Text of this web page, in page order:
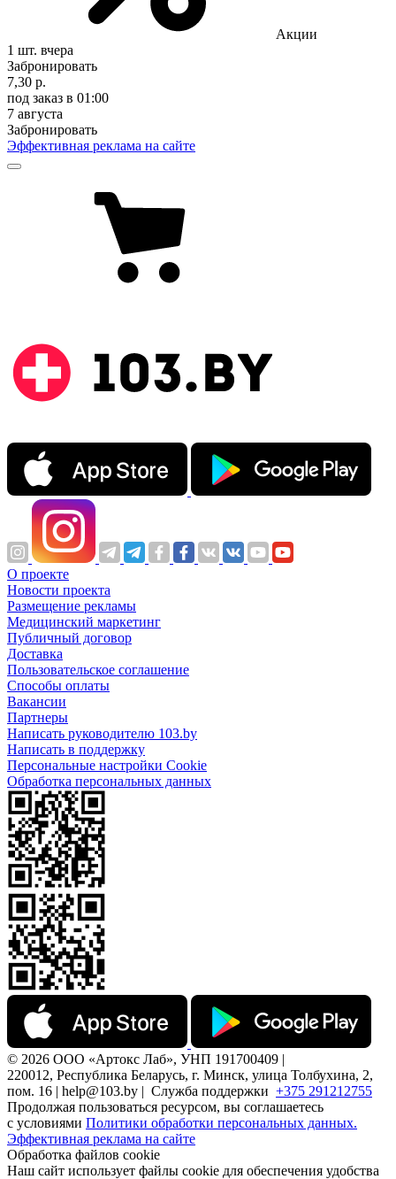
Акции
1 шт. вчера
Забронировать
7,30 р.
под заказ в 01:00
7 августа
Забронировать
Эффективная реклама на сайте
О проекте
Новости проекта
Размещение рекламы
Медицинский маркетинг
Публичный договор
Доставка
Пользовательское соглашение
Способы оплаты
Вакансии
Партнеры
Написать руководителю 103.by
Написать в поддержку
Персональные настройки Cookie
Обработка персональных данных
© 2026 ООО «Артокс Лаб», УНП 191700409 |
220012, Республика Беларусь, г. Минск, улица Толбухина, 2,
пом. 16 | help@103.by | Служба поддержки +375 291212755
Продолжая пользоваться ресурсом, вы соглашаетесь
с условиями Политики обработки персональных данных.
Эффективная реклама на сайте
Обработка файлов cookie
Наш сайт использует файлы cookie для обеспечения удобства